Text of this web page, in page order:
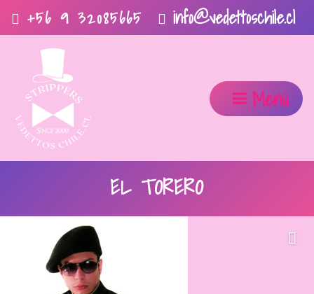
+56 9 32085665 info@vedettoschile.cl
Menú
EL TORERO